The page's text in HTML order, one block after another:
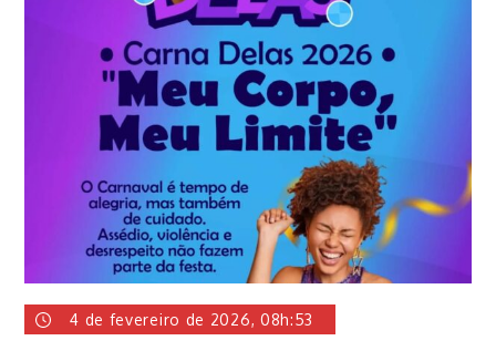
4 de fevereiro de 2026, 08h:53